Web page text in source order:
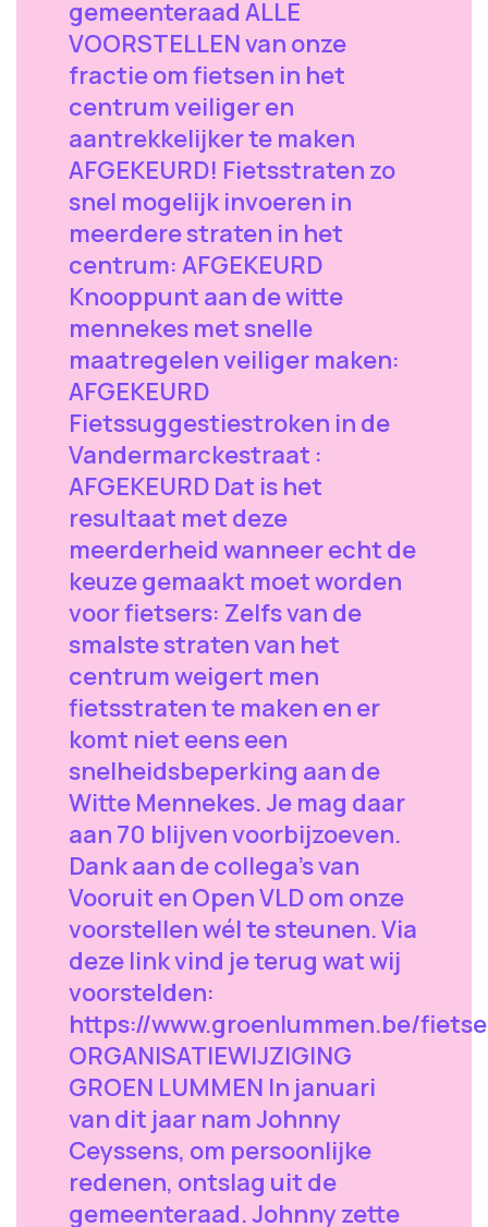
gemeenteraad ALLE
VOORSTELLEN van onze
fractie om fietsen in het
centrum veiliger en
aantrekkelijker te maken
AFGEKEURD! Fietsstraten zo
snel mogelijk invoeren in
meerdere straten in het
centrum: AFGEKEURD
Knooppunt aan de witte
mennekes met snelle
maatregelen veiliger maken:
AFGEKEURD
Fietssuggestiestroken in de
Vandermarckestraat :
AFGEKEURD Dat is het
resultaat met deze
meerderheid wanneer echt de
keuze gemaakt moet worden
voor fietsers: Zelfs van de
smalste straten van het
centrum weigert men
fietsstraten te maken en er
komt niet eens een
snelheidsbeperking aan de
Witte Mennekes. Je mag daar
aan 70 blijven voorbijzoeven.
Dank aan de collega's van
Vooruit en Open VLD om onze
voorstellen wél te steunen. Via
deze link vind je terug wat wij
voorstelden:
https://www.groenlummen.be/
ORGANISATIEWIJZIGING
GROEN LUMMEN In januari
van dit jaar nam Johnny
Ceyssens, om persoonlijke
redenen, ontslag uit de
gemeenteraad. Johnny zette